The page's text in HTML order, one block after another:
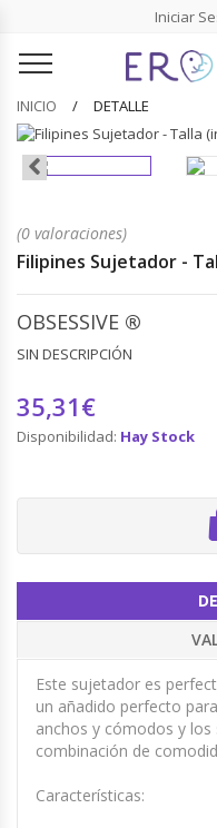
Iniciar
INICIO DETALLE
(0 valoraciones)
Filipines Sujetador -
OBSESSIVE ®
SIN DESCRIPCIÓN
35,31€
Disponibilidad: Hay Stock
Este sujetador es
un añadido perfecto
anchos y cómodos y
combinación de
Características: